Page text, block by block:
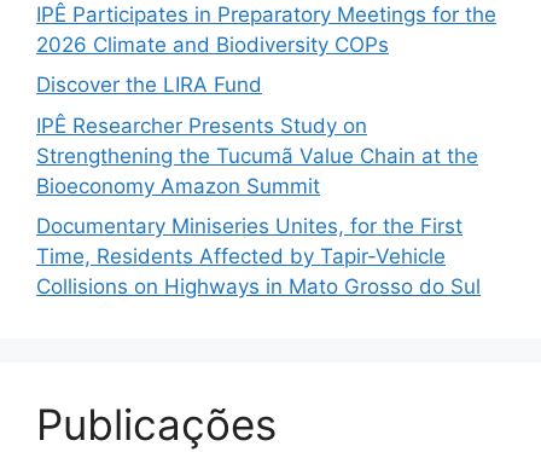
IPÊ Participates in Preparatory Meetings for the
2026 Climate and Biodiversity COPs
Discover the LIRA Fund
IPÊ Researcher Presents Study on
Strengthening the Tucumã Value Chain at the
Bioeconomy Amazon Summit
Documentary Miniseries Unites, for the First
Time, Residents Affected by Tapir-Vehicle
Collisions on Highways in Mato Grosso do Sul
Publicações